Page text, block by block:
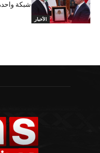
الأخبار
شبكة